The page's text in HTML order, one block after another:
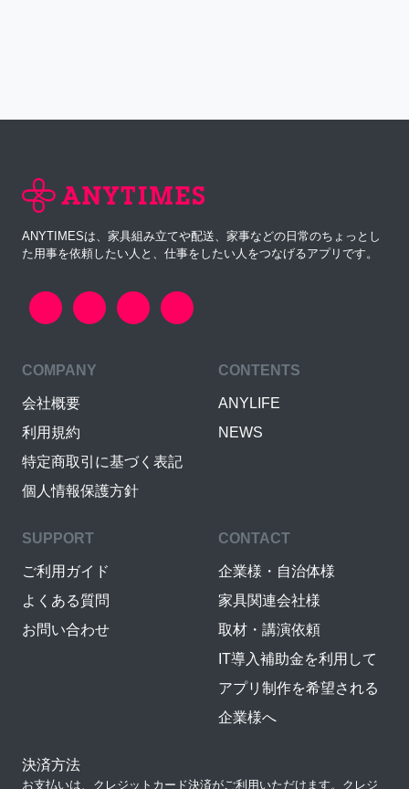
ANYTIMESは、家具組み立てや配送、家事などの日常のちょっとし
た用事を依頼したい人と、仕事をしたい人をつなげるアプリです。
COMPANY
会社概要
利用規約
特定商取引に基づく表記
個人情報保護方針
CONTENTS
ANYLIFE
NEWS
SUPPORT
ご利用ガイド
よくある質問
お問い合わせ
CONTACT
企業様・自治体様
家具関連会社様
取材・講演依頼
IT導入補助金を利用して
アプリ制作を希望される
企業様へ
決済方法
お支払いは、クレジットカード決済がご利用いただけます。クレジ